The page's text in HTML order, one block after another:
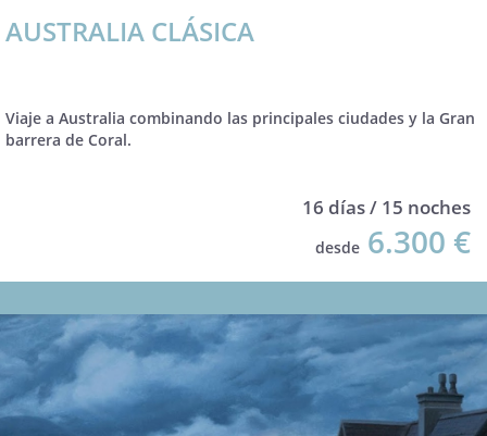
AUSTRALIA CLÁSICA
Viaje a Australia combinando las principales ciudades y la Gran
barrera de Coral.
16 días / 15 noches
desde 6.300 €